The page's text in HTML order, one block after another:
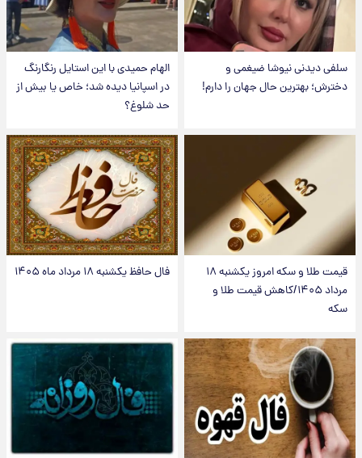
سلفی دیدنی نیوشا ضیغمی و
دخترش؛ بهترین حال جهان را دارم!
الهام حمیدی با این استایل رنگارنگ
در اسپانیا دیده شد؛ خاص یا بیش از
حد شلوغ؟
قیمت طلا و سکه امروز یکشنبه ۱۸
مرداد ۱۴۰۵/کاهش قیمت طلا و
سکه
فال حافظ یکشنبه ۱۸ مرداد ماه ۱۴۰۵